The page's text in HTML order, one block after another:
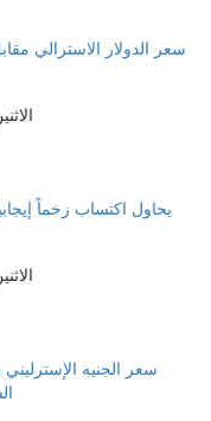
سعر الدولار الاسترالي
الاثنين 10 أغسطس 2026
الاثنين 10 أغسطس 2026
سعر الجنيه